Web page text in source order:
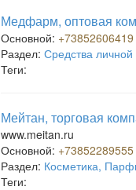
Медфарм, оптовая
Основной: +73852606419
Раздел: Средства личной
Теги:
Мейтан, торговая
www.meitan.ru
Основной: +73852289555
Раздел: Косметика,
Теги: